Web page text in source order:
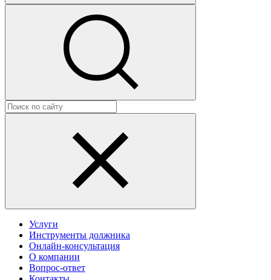
Услуги
Инструменты должника
Онлайн-консультация
О компании
Вопрос-ответ